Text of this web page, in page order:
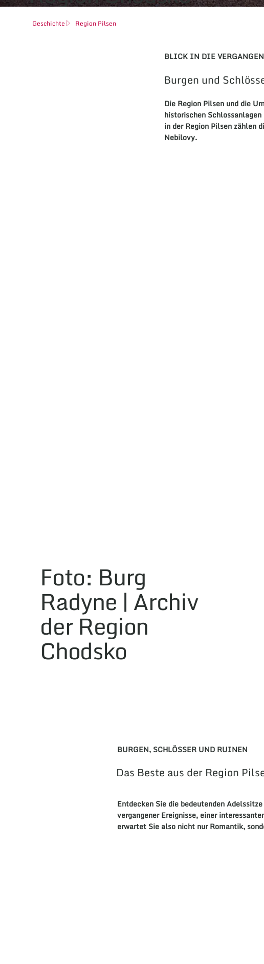
Geschichte Region Pilsen
BLICK IN DIE
Burgen und
Die Region Pilsen und die
historischen Schlossanlagen
in derRegion Pilsen zählen
Nebilovy.
Foto: Burg
Radyne | Archiv
der Region
Chodsko
BURGEN, SCHLÖSSER UND RUINEN
Das Beste aus der Region
EntdeckenSie die bedeutendenAdelssitze
vergangenerEreignisse, einer
erwartet Sie also nicht nurRomantik,